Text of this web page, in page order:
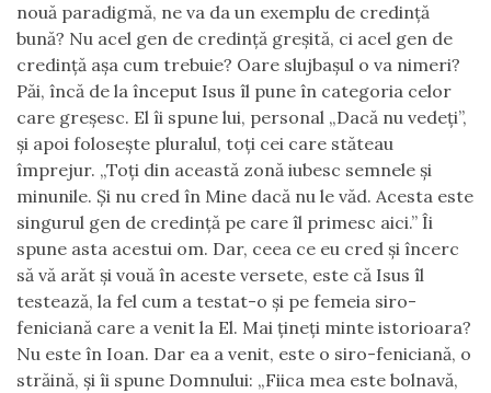
nouă paradigmă, ne va da un exemplu de credinţă
bună? Nu acel gen de credinţă greşită, ci acel gen de
credinţă aşa cum trebuie? Oare slujbaşul o va nimeri?
Păi, încă de la început Isus îl pune în categoria celor
care greşesc. El îi spune lui, personal „Dacă nu vedeţi”,
şi apoi foloseşte pluralul, toţi cei care stăteau
împrejur. „Toţi din această zonă iubesc semnele şi
minunile. Şi nu cred în Mine dacă nu le văd. Acesta este
singurul gen de credinţă pe care îl primesc aici.” Îi
spune asta acestui om. Dar, ceea ce eu cred şi încerc
să vă arăt şi vouă în aceste versete, este că Isus îl
testează, la fel cum a testat-o şi pe femeia siro-
feniciană care a venit la El. Mai ţineţi minte istorioara?
Nu este în Ioan. Dar ea a venit, este o siro-feniciană, o
străină, şi îi spune Domnului: „Fiica mea este bolnavă,